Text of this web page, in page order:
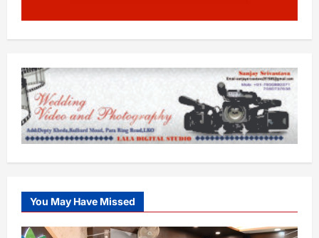
You May Have Missed